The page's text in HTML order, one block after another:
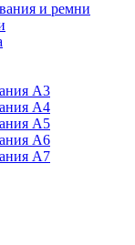
и ремни
А3
А4
А5
А6
А7